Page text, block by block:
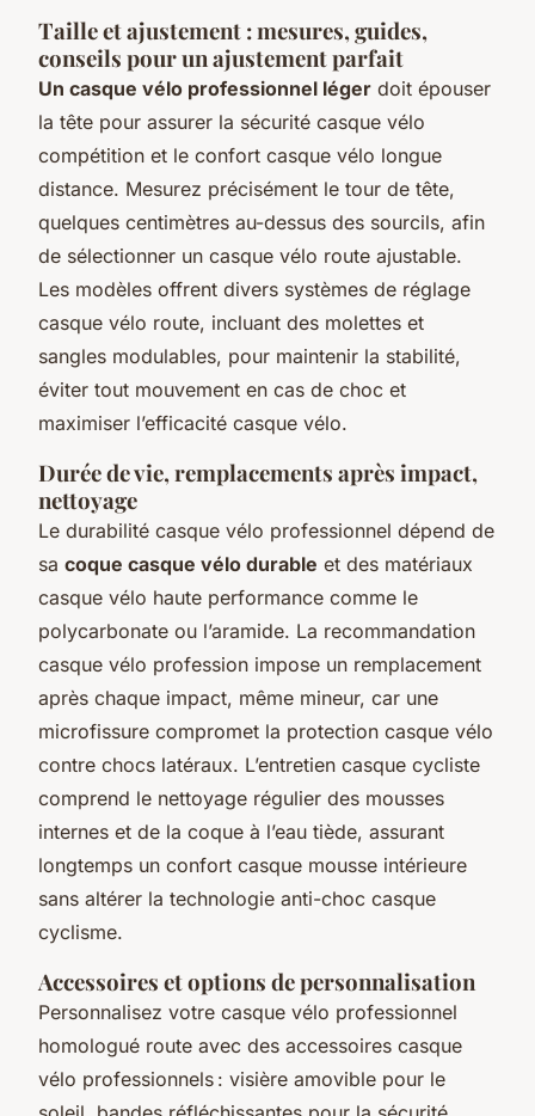
Taille et ajustement : mesures, guides,
conseils pour un ajustement parfait
Un casque vélo professionnel léger doit épouser
la tête pour assurer la sécurité casque vélo
compétition et le confort casque vélo longue
distance. Mesurez précisément le tour de tête,
quelques centimètres au-dessus des sourcils, afin
de sélectionner un casque vélo route ajustable.
Les modèles offrent divers systèmes de réglage
casque vélo route, incluant des molettes et
sangles modulables, pour maintenir la stabilité,
éviter tout mouvement en cas de choc et
maximiser l’efficacité casque vélo.
Durée de vie, remplacements après impact,
nettoyage
Le durabilité casque vélo professionnel dépend de
sa coque casque vélo durable et des matériaux
casque vélo haute performance comme le
polycarbonate ou l’aramide. La recommandation
casque vélo profession impose un remplacement
après chaque impact, même mineur, car une
microfissure compromet la protection casque vélo
contre chocs latéraux. L’entretien casque cycliste
comprend le nettoyage régulier des mousses
internes et de la coque à l’eau tiède, assurant
longtemps un confort casque mousse intérieure
sans altérer la technologie anti-choc casque
cyclisme.
Accessoires et options de personnalisation
Personnalisez votre casque vélo professionnel
homologué route avec des accessoires casque
vélo professionnels : visière amovible pour le